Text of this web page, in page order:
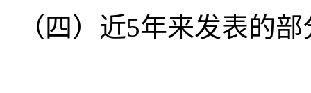
（四）近5年来发表的